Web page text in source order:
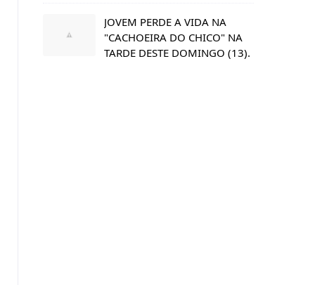
JOVEM PERDE A VIDA NA
"CACHOEIRA DO CHICO" NA
TARDE DESTE DOMINGO (13).